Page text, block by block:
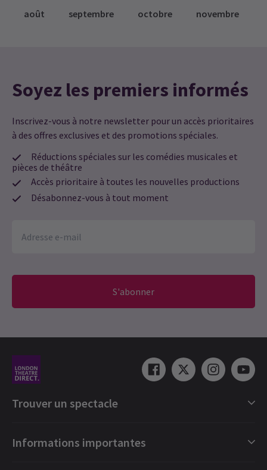
août septembre octobre novembre
Soyez les premiers informés
Inscrivez-vous à notre newsletter pour un accès prioritaires
à des offres exclusives et des promotions spéciales.
Réductions spéciales sur les comédies musicales et
pièces de théâtre
Accès prioritaire à toutes les nouvelles productions
Désabonnez-vous à tout moment
S'abonner
Trouver un spectacle
Londres Comédies musicales
Informations importantes